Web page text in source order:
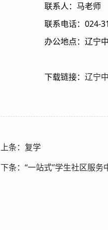
联系人：马老师
联系电话：024-
办公地点：辽宁
下载链接： 辽宁
上条：复学
下条：“一站式”学生社区服务